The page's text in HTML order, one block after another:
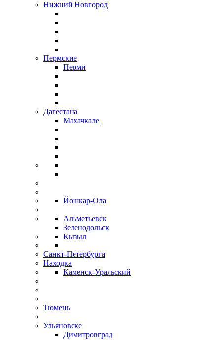
Нижний Новгород
Пермские
Перми
Дагестана
Махачкале
Йошкар-Ола
Альметьевск
Зеленодольск
Кызыл
Санкт-Петербурга
Находка
Каменск-Уральский
Тюмень
Ульяновске
Димитровград